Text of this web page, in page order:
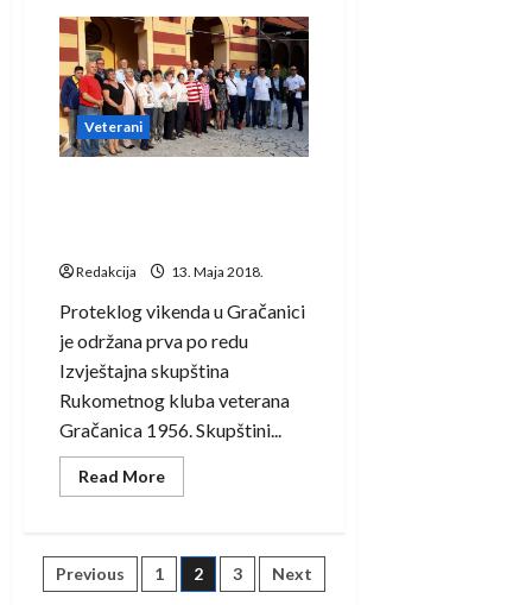
Goražda
treće
mjesto
na
Svjetskom
kupu
u
Omišu
Veterani
Redakcija 13. Maja 2018.
Proteklog vikenda u Gračanici
je održana prva po redu
Izvještajna skupština
Rukometnog kluba veterana
Gračanica 1956. Skupštini...
Read MoreRead
more
Skupština
RKV
Gračanica,
Posts
Previous 1 2 3 Next